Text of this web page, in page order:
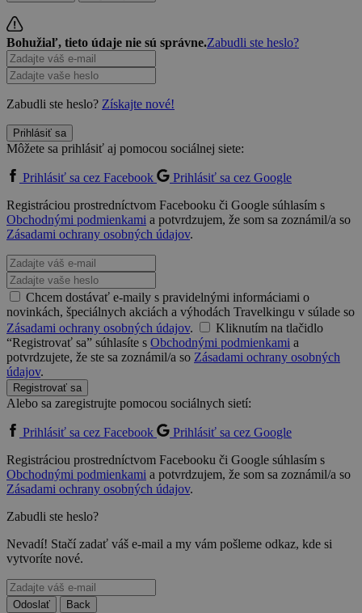
Bohužiaľ, tieto údaje nie sú správne.Zabudli ste heslo?
Zabudli ste heslo? Získajte nové!
Prihlásiť sa
Môžete sa prihlásiť aj pomocou sociálnej siete:
Prihlásiť sa cez Facebook
Prihlásiť sa cez Google
Registráciou prostredníctvom Facebooku či Google súhlasím s
Obchodnými podmienkami a potvrdzujem, že som sa zoznámil/a so
Zásadami ochrany osobných údajov.
Chcem dostávať e-maily s pravidelnými informáciami o
novinkách, špeciálnych akciách a výhodách Travelkingu v súlade so
Zásadami ochrany osobných údajov.
Kliknutím na tlačidlo
“Registrovať sa” súhlasíte s Obchodnými podmienkami a
potvrdzujete, že ste sa zoznámil/a so Zásadami ochrany osobných
údajov.
Registrovať sa
Alebo sa zaregistrujte pomocou sociálnych sietí:
Prihlásiť sa cez Facebook
Prihlásiť sa cez Google
Registráciou prostredníctvom Facebooku či Google súhlasím s
Obchodnými podmienkami a potvrdzujem, že som sa zoznámil/a so
Zásadami ochrany osobných údajov.
Zabudli ste heslo?
Nevadí! Stačí zadať váš e-mail a my vám pošleme odkaz, kde si
vytvoríte nové.
Odoslať
Back